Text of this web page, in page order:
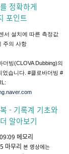
정확하게
포인트
서 설치에 따른 측정값
주의 사항
더빙(CLOVA Dubbing)의
었습니다. #클로바더빙 #
- 기록계 기초와
알아보기
메모리
마무리본 영상에는